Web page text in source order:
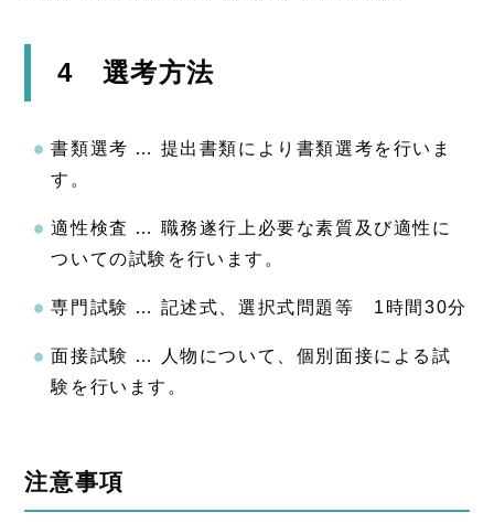
4 選考方法
書類選考 … 提出書類により書類選考を行いま
す。
適性検査 … 職務遂行上必要な素質及び適性に
ついての試験を行います。
専門試験 … 記述式、選択式問題等 1時間30分
面接試験 … 人物について、個別面接による試
験を行います。
注意事項